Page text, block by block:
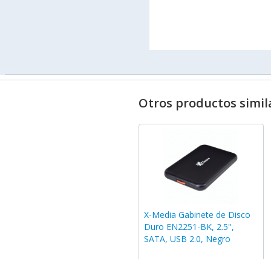
Otros productos
X-Media Gabinete de Disco
Duro EN2251-BK, 2.5'',
SATA, USB 2.0, Negro